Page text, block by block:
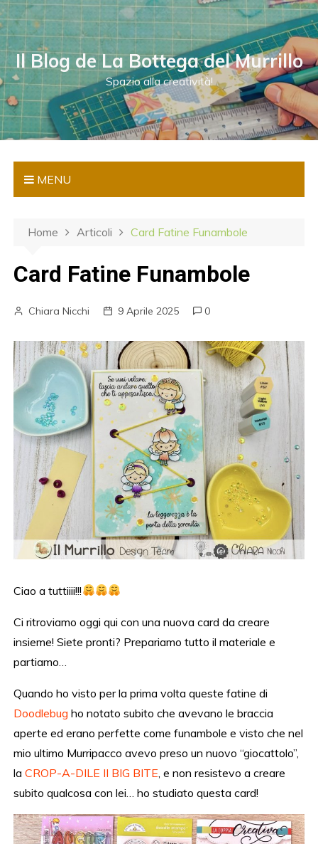
S
a
a
a
l
c
Il Blog de La Bottega del Murrillo
Spazio alla creatività!
MENU
Home Articoli Card Fatine Funambole
Card Fatine Funambole
Chiara Nicchi 9 Aprile 2025 0
Ciao a tuttiiii!!!
Ci ritroviamo oggi qui con una nuova card da creare
insieme! Siete pronti? Prepariamo tutto il materiale e
partiamo…
Quando ho visto per la prima volta queste fatine di
Doodlebug ho notato subito che avevano le braccia
aperte ed erano perfette come funambole e visto che nel
mio ultimo Murripacco avevo preso un nuovo “giocattolo”,
laCROP-A-DILE II BIG BITE , e non resistevo a creare
subito qualcosa con lei… ho studiato questa card!